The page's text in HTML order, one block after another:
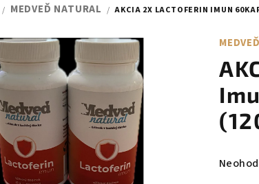
/ MEDVEĎ NATURAL / AKCIA 2X LACTOFERIN IMUN